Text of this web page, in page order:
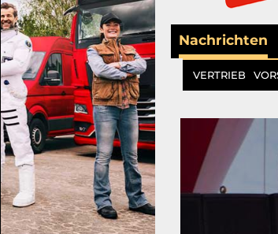
Nachrichten
VERTRIEB